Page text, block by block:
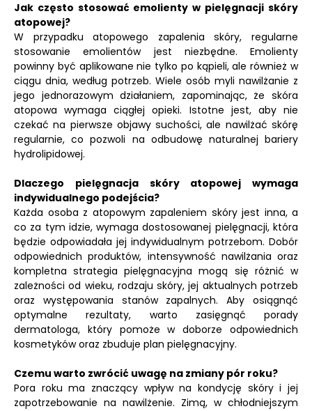
Jak często stosować emolienty w pielęgnacji skóry
atopowej?
W przypadku atopowego zapalenia skóry, regularne
stosowanie emolientów jest niezbędne. Emolienty
powinny być aplikowane nie tylko po kąpieli, ale również w
ciągu dnia, według potrzeb. Wiele osób myli nawilżanie z
jego jednorazowym działaniem, zapominając, że skóra
atopowa wymaga ciągłej opieki. Istotne jest, aby nie
czekać na pierwsze objawy suchości, ale nawilżać skórę
regularnie, co pozwoli na odbudowę naturalnej bariery
hydrolipidowej.
Dlaczego pielęgnacja skóry atopowej wymaga
indywidualnego podejścia?
Każda osoba z atopowym zapaleniem skóry jest inna, a
co za tym idzie, wymaga dostosowanej pielęgnacji, która
będzie odpowiadała jej indywidualnym potrzebom. Dobór
odpowiednich produktów, intensywność nawilżania oraz
kompletna strategia pielęgnacyjna mogą się różnić w
zależności od wieku, rodzaju skóry, jej aktualnych potrzeb
oraz występowania stanów zapalnych. Aby osiągnąć
optymalne rezultaty, warto zasięgnąć porady
dermatologa, który pomoże w doborze odpowiednich
kosmetyków oraz zbuduje plan pielęgnacyjny.
Czemu warto zwrócić uwagę na zmiany pór roku?
Pora roku ma znaczący wpływ na kondycję skóry i jej
zapotrzebowanie na nawilżenie. Zimą, w chłodniejszym